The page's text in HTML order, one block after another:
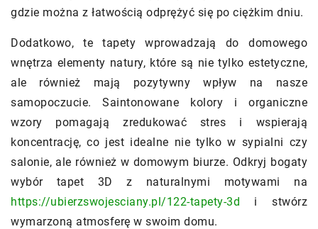
gdzie można z łatwością odprężyć się po ciężkim dniu.
Dodatkowo, te tapety wprowadzają do domowego
wnętrza elementy natury, które są nie tylko estetyczne,
ale również mają pozytywny wpływ na nasze
samopoczucie. Saintonowane kolory i organiczne
wzory pomagają zredukować stres i wspierają
koncentrację, co jest idealne nie tylko w sypialni czy
salonie, ale również w domowym biurze. Odkryj bogaty
wybór tapet 3D z naturalnymi motywami na
https://ubierzswojesciany.pl/122-tapety-3d i stwórz
wymarzoną atmosferę w swoim domu.